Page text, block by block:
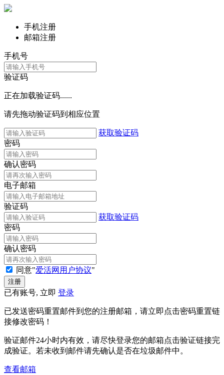
手机注册
邮箱注册
手机号
验证码
正在加载验证码......
请先拖动验证码到相应位置
获取验证码
密码
确认密码
电子邮箱
验证码
获取验证码
密码
确认密码
同意"爱活网用户协议"
已有账号, 立即 登录
已发送密码重置邮件到您的注册邮箱，请立即点击密码重置链
接修改密码！
验证邮件24小时内有效，请尽快登录您的邮箱点击验证链接完
成验证。若未收到邮件请先确认是否在垃圾邮件中。
查看邮箱